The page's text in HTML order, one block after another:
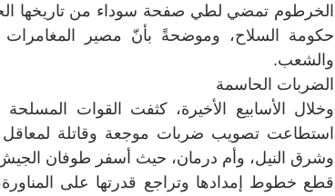
الخرطوم تمضي لطي صفحة سوداء من تاريخها
حكومة السلاح، وموضحةً بأنّ مصير المغامرات
والشعب.
الضربات الحاسمة
وخلال الأسابيع الأخيرة، كثفت القوات
استطاعت تصويب ضربات موجعة وقاتلة
وشرق النيل، وأم درمان، حيث أسفر طوفان
قطع خطوط إمدادها وتراجع قدرتها على